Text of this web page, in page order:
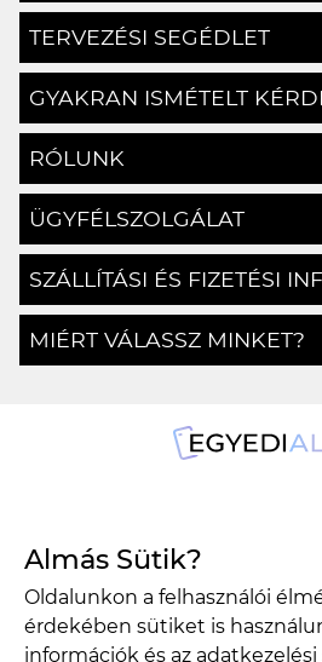
TERVEZÉSI SEGÉDLET
GYAKRAN ISMÉTELT
RÓLUNK
ÜGYFÉLSZOLGÁLAT
SZÁLLÍTÁSI ÉS FIZETÉSI
MIÉRT VÁLASSZ MINKET?
1134 Budapest,
Almás Sütik?
Oldalunkon a felhasználói
érdekében sütiket is
információk és az